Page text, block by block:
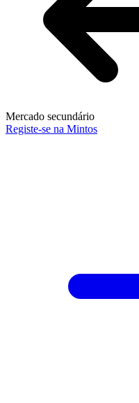
Mercado secundário
Registe-se na Mintos